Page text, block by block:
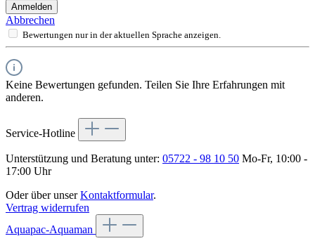
Anmelden
Abbrechen
Bewertungen nur in der aktuellen Sprache anzeigen.
Keine Bewertungen gefunden. Teilen Sie Ihre Erfahrungen mit
anderen.
Service-Hotline
Unterstützung und Beratung unter: 05722 - 98 10 50 Mo-Fr, 10:00 -
17:00 Uhr
Oder über unserKontaktformular.
Vertrag widerrufen
Aquapac-Aquaman